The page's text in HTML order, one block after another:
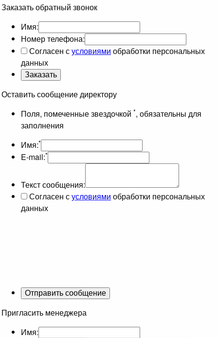
Заказать обратный звонок
Имя:
Номер телефона:
Согласен сусловиями обработки персональных
данных
Оставить сообщение директору
Поля, помеченные звездочкой *, обязательны для
заполнения
Имя:*
E-mail:*
Текст сообщения:
Согласен сусловиями обработки персональных
данных
Пригласить менеджера
Имя: